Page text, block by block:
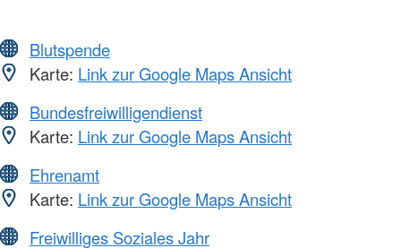
Blutspende
Karte: Link zur Google Maps Ansicht
Bundesfreiwilligendienst
Karte: Link zur Google Maps Ansicht
Ehrenamt
Karte: Link zur Google Maps Ansicht
Freiwilliges Soziales Jahr